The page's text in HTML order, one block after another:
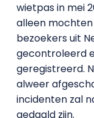
wietpas in mei
alleen
bezoekers uit
gecontroleerd
geregistreerd.
alweer
incidenten zal
gedaald zijn.